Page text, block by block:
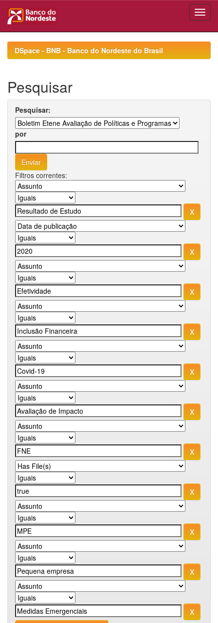
navigationDSpace - BNB - Banco do Nordeste do Brasil
Pesquisar
Pesquisar:
por
Filtros correntes: